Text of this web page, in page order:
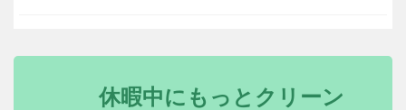
休暇中にもっとクリーン